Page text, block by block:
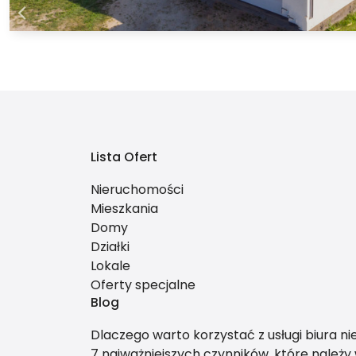
Lista Ofert
Nieruchomości
Mieszkania
Domy
Działki
Lokale
Oferty specjalne
Blog
Dlaczego warto korzystać z usługi biura